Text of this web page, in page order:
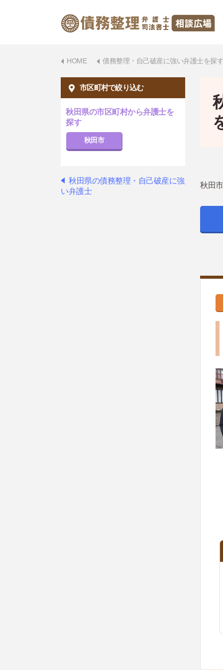
HOME 債務整理・自己破産に強い弁護士を探す
秋田
市区町村で絞り込む
秋田県の市区町村から弁護士を
探す
秋田市
秋田県の債務整理・自己破産に強
い弁護士